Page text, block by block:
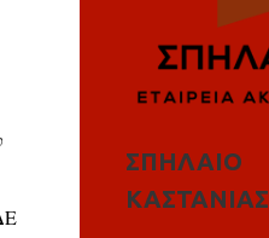
ΣΠΗΛΑΙΟ
ΚΑΣΤΑΝΙΑΣ